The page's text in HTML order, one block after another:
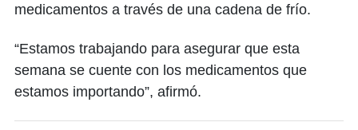
medicamentos a través de una cadena de frío.
“Estamos trabajando para asegurar que esta
semana se cuente con los medicamentos que
estamos importando”, afirmó.